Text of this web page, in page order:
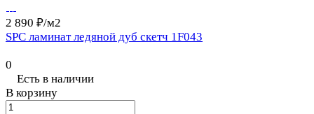
2 890 ₽/м2
SPC ламинат ледяной дуб скетч 1F043
0
Есть в наличии
В корзину